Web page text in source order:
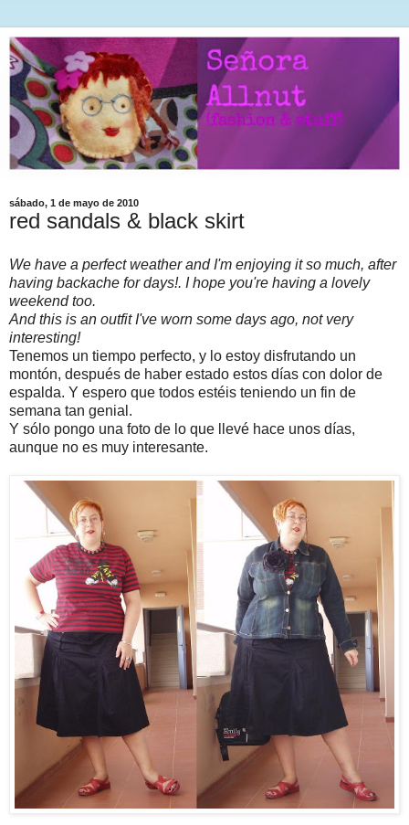
sábado, 1 de mayo de 2010
red sandals & black skirt
We have a perfect weather and I'm enjoying it so much, after
having backache for days!. I hope you're having a lovely
weekend too.
And this is an outfit I've worn some days ago, not very
interesting!
Tenemos un tiempo perfecto, y lo estoy disfrutando un
montón, después de haber estado estos días con dolor de
espalda. Y espero que todos estéis teniendo un fin de
semana tan genial.
Y sólo pongo una foto de lo que llevé hace unos días,
aunque no es muy interesante.